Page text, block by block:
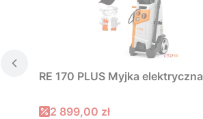
RE 170 PLUS Myjka elektryczna
Cena promocyjna
2 899,00 zł